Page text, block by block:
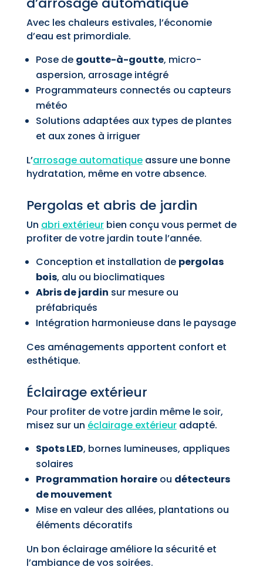
Avec les chaleurs estivales, l’économie
d’eau est primordiale.
Pose de goutte-à-goutte, micro-
aspersion, arrosage intégré
Programmateurs connectés ou capteurs
météo
Solutions adaptées aux types de plantes
et aux zones à irriguer
L’arrosage automatiqueassure une bonne
hydratation, même en votre absence.
Pergolas et abris de jardin
Un abri extérieurbien conçu vous permet de
profiter de votre jardin toute l’année.
Conception et installation de pergolas
bois, alu ou bioclimatiques
Abris de jardin sur mesure ou
préfabriqués
Intégration harmonieuse dans le paysage
Ces aménagements apportent confort et
esthétique.
Éclairage extérieur
Pour profiter de votre jardin même le soir,
misez sur un éclairage extérieuradapté.
Spots LED, bornes lumineuses, appliques
solaires
Programmation horaireou détecteurs
de mouvement
Mise en valeur des allées, plantations ou
éléments décoratifs
Un bon éclairage améliore la sécurité et
l’ambiance de vos soirées.